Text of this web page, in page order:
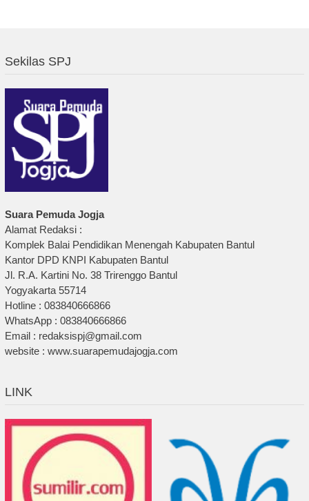
Sekilas SPJ
Suara Pemuda Jogja
Alamat Redaksi :
Komplek Balai Pendidikan Menengah Kabupaten Bantul
Kantor DPD KNPI Kabupaten Bantul
Jl. R.A. Kartini No. 38 Trirenggo Bantul
Yogyakarta 55714
Hotline : 083840666866
WhatsApp : 083840666866
Email : redaksispj@gmail.com
website : www.suarapemudajogja.com
LINK